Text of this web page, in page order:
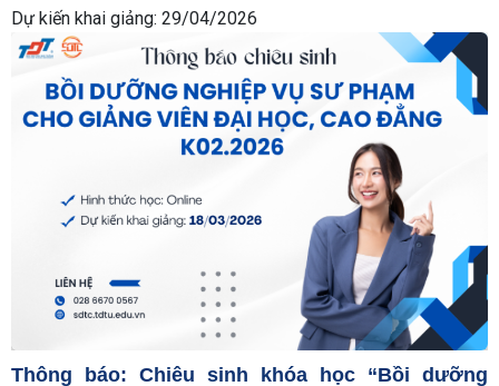
Dự kiến khai giảng: 29/04/2026
Thông báo: Chiêu sinh khóa học “Bồi dưỡng